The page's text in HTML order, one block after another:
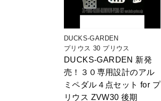
DUCKS-GARDEN
プリウス 30 プリウス
DUCKS-GARDEN 新発
売！３０専用設計のアル
ミペダル４点セット for プ
リウス ZVW30 後期